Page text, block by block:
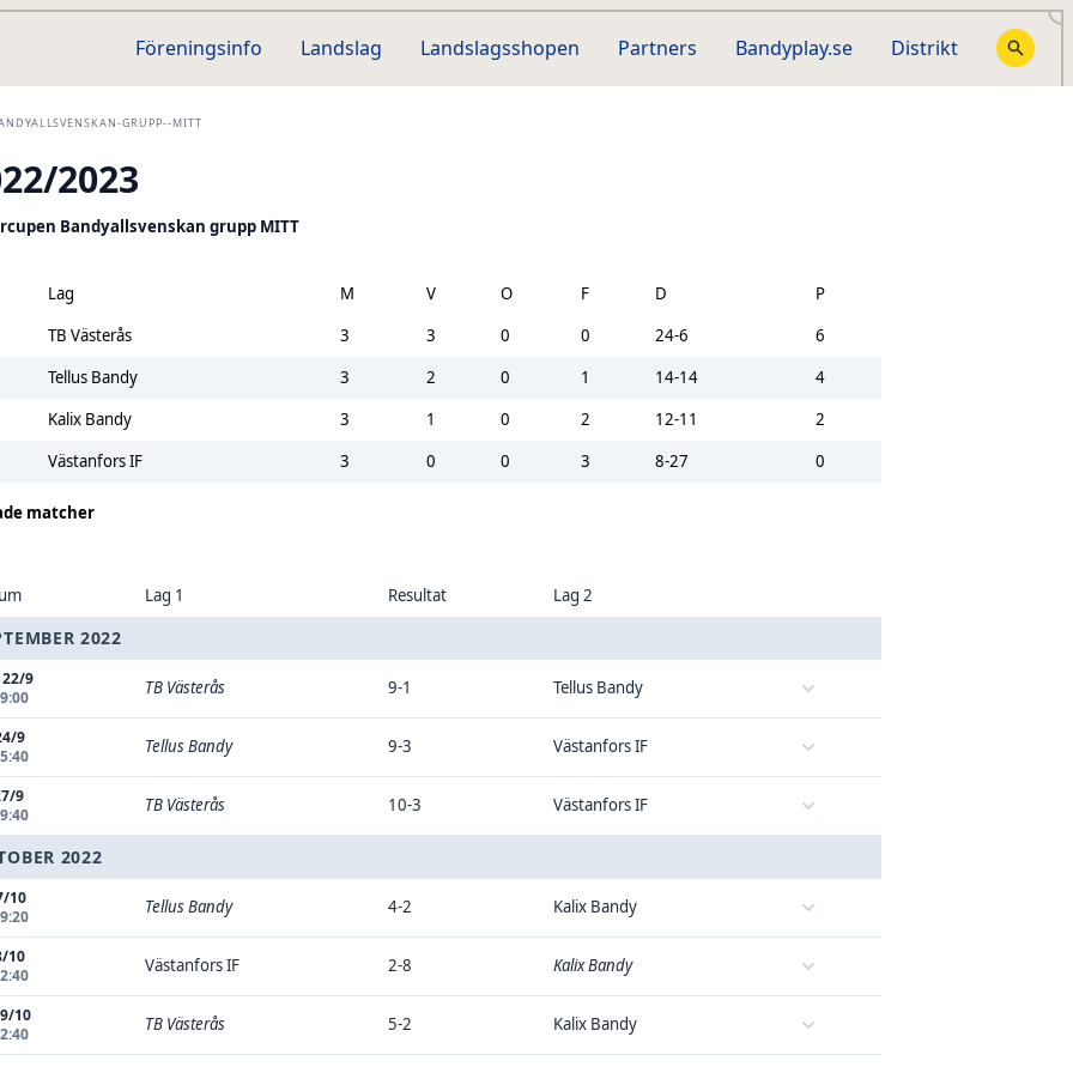
Föreningsinfo Landslag Landslagsshopen Partners Bandyplay.se Distrikt
GRUPP--MITT
2023
Bandyallsvenskan grupp MITT
Lag M V O F D
P
TB Västerås
3 3 0 0 24-6
6
Tellus Bandy
3 2 0 1 14-14
4
Kalix Bandy
3 1 0 2 12-11
2
Västanfors IF
3 0 0 3 8-27 0
matcher
Lag 1 Resultat Lag 2
2022
9
TB Västerås 9-1 Tellus Bandy
9
Tellus Bandy 9-3 Västanfors IF
9
TB Västerås 10-3 Västanfors IF
2022
10
Tellus Bandy 4-2 Kalix Bandy
10
Västanfors IF 2-8 Kalix Bandy
10
TB Västerås 5-2 Kalix Bandy